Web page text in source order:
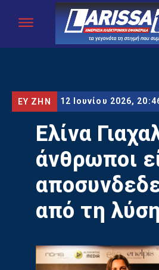
ΕΥ ΖΗΝ 12 Ιουνίου 2026,
Ελίνα
άνθρωποι
από τη λύση